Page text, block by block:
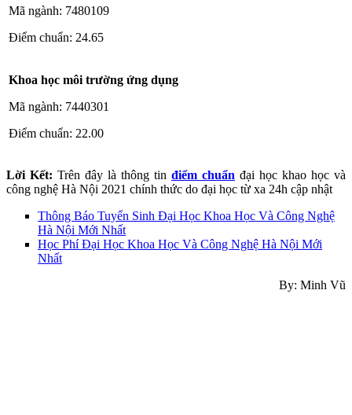
Mã ngành: 7480109
Điểm chuẩn: 24.65
Khoa học môi trường ứng dụng
Mã ngành: 7440301
Điểm chuẩn: 22.00
Lời Kết: Trên đây là thông tin điểm chuẩn đại học khao học và
công nghệ Hà Nội 2021 chính thức do đại học từ xa 24h cập nhật
Thông Báo Tuyển Sinh Đại Học Khoa Học Và Công Nghệ
Hà Nội Mới Nhất
Học Phí Đại Học Khoa Học Và Công Nghệ Hà Nội Mới
Nhất
By: Minh Vũ